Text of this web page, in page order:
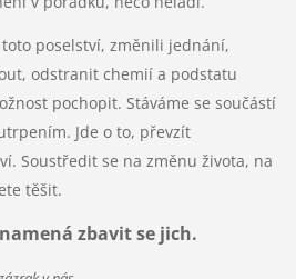
poselství, změnili jednání,
odstranit chemií a podstatu
pochopit. Stáváme se součástí
Jde o to, převzít
Soustředit se na změnu života, na
těšit.
zbavit se jich.